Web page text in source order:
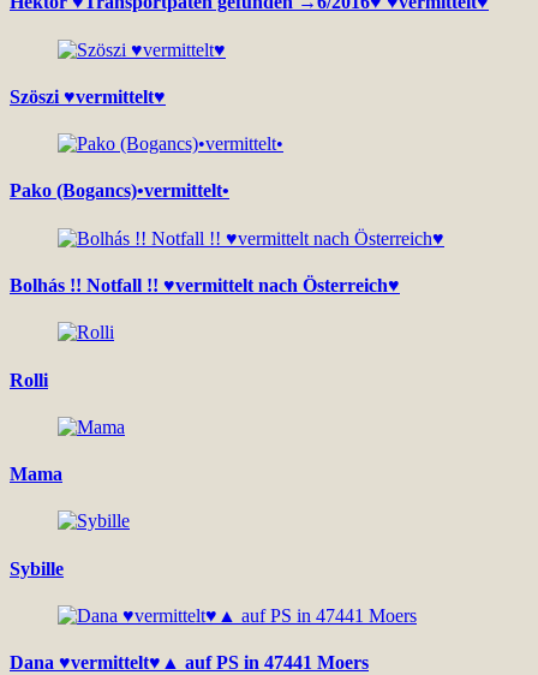
Szöszi ♥vermittelt♥
Pako (Bogancs)•vermittelt•
Bolhás !! Notfall !! ♥vermittelt nach Österreich♥
Rolli
Mama
Sybille
Dana ♥vermittelt♥▲ auf PS in 47441 Moers